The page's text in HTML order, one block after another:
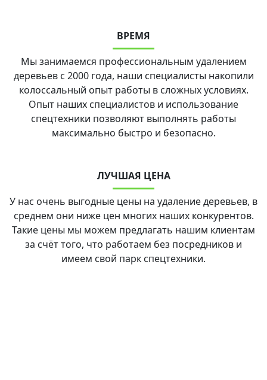
ВРЕМЯ
Мы занимаемся профессиональным удалением
деревьев с 2000 года, наши специалисты накопили
колоссальный опыт работы в сложных условиях.
Опыт наших специалистов и использование
спецтехники позволяют выполнять работы
максимально быстро и безопасно.
ЛУЧШАЯ ЦЕНА
У нас очень выгодные цены на удаление деревьев, в
среднем они ниже цен многих наших конкурентов.
Такие цены мы можем предлагать нашим клиентам
за счёт того, что работаем без посредников и
имеем свой парк спецтехники.